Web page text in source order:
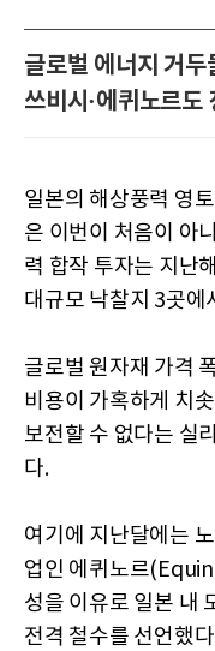
글로벌 에너지 거
쓰비시·에퀴노르도
일본의 해상풍력 영
은 이번이 처음이 아
력 합작 투자는 지난
대규모 낙찰지 3곳에
글로벌 원자재 가격
비용이 가혹하게 치
보전할 수 없다는 실
다.
여기에 지난달에는
업인 에퀴노르
성을 이유로 일본 내
전격 철수를 선언했